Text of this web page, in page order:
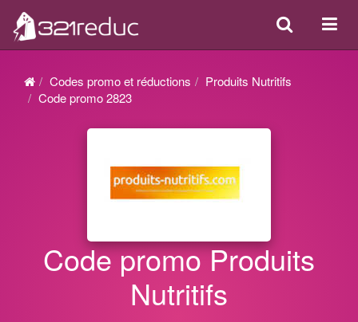
ou
Search
Codes promo et réductions
Produits Nutritifs
Code promo 2823
Code promo Produits
Nutritifs